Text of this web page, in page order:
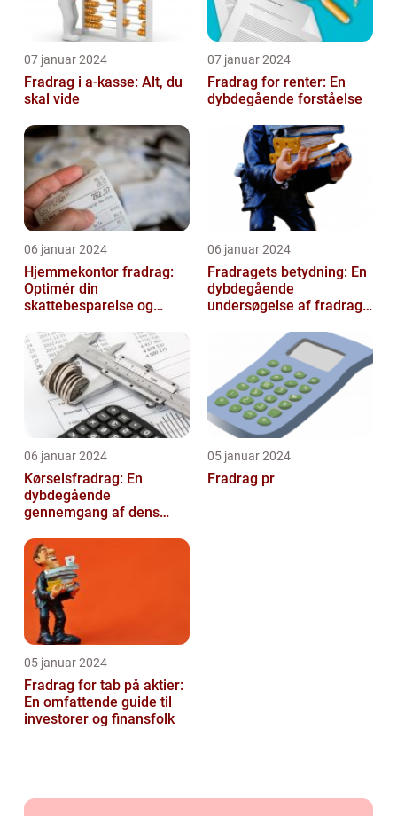
07 januar 2024
Fradrag i a-kasse: Alt, du
skal vide
07 januar 2024
Fradrag for renter: En
dybdegående forståelse
06 januar 2024
Hjemmekontor fradrag:
Optimér din
skattebesparelse og
06 januar 2024
Fradragets betydning: En
dybdegående
undersøgelse af fradrag
06 januar 2024
Kørselsfradrag: En
dybdegående
gennemgang af dens
over tid
05 januar 2024
Fradrag pr
05 januar 2024
Fradrag for tab på aktier:
En omfattende guide til
investorer og finansfolk